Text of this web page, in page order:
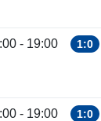
- 19:00 1:0
- 19:00 1:0